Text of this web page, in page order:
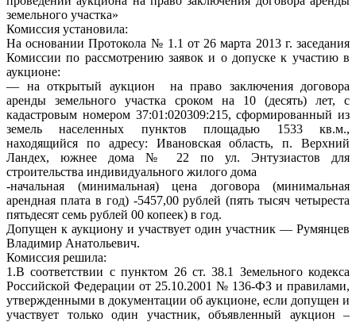
земельного участка»
Комиссия установила:
На основании Протокола № 1.1 от 26 марта 2013 г. заседания
Комиссии по рассмотрению заявок и о допуске к участию в
аукционе:
— на открытый аукцион на право заключения договора
аренды земельного участка сроком на 10 (десять) лет, с
кадастровым номером 37:01:020309:215, сформированный из
земель населенных пунктов площадью 1533 кв.м.,
находящийся по адресу: Ивановская область, п. Верхний
Ландех, южнее дома № 22 по ул. Энтузиастов для
строительства индивидуального жилого дома
-начальная (минимальная) цена договора (минимальная
арендная плата в год) -5457,00 рублей (пять тысяч четыреста
пятьдесят семь рублей 00 копеек) в год.
Допущен к аукциону и участвует один участник — Румянцев
Владимир Анатольевич.
Комиссия решила:
1.В соответствии с пунктом 26 ст. 38.1 Земельного кодекса
Российской Федерации от 25.10.2001 № 136-ФЗ и правилами,
утвержденными в документации об аукционе, если допущен и
участвует только один участник, объявленный аукцион –